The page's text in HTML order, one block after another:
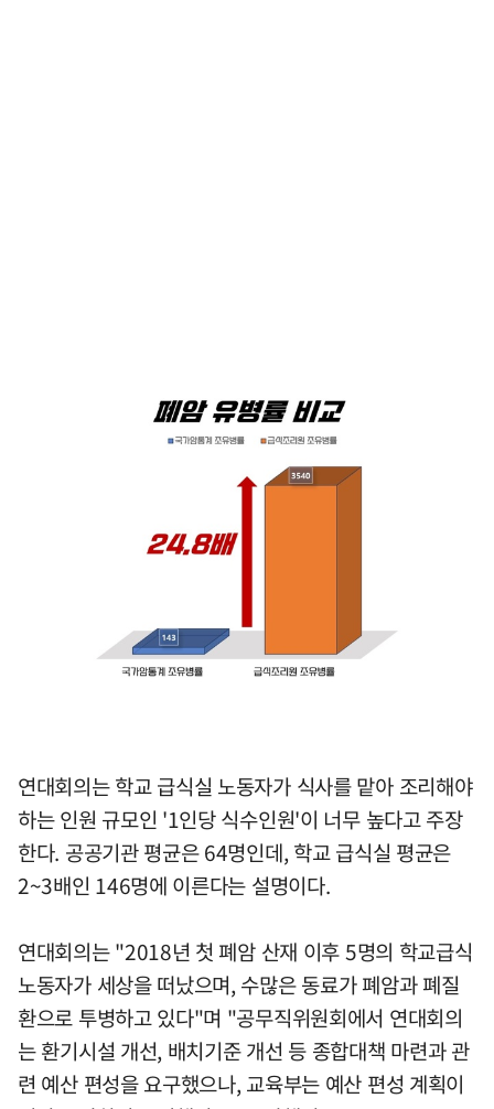
연대회의는 학교 급식실 노동자가 식사를 맡아 조리해야
하는 인원 규모인 '1인당 식수인원'이 너무 높다고 주장
한다. 공공기관 평균은 64명인데, 학교 급식실 평균은
2~3배인 146명에 이른다는 설명이다.
연대회의는 "2018년 첫 폐암 산재 이후 5명의 학교급식
노동자가 세상을 떠났으며, 수많은 동료가 폐암과 폐질
환으로 투병하고 있다"며 "공무직위원회에서 연대회의
는 환기시설 개선, 배치기준 개선 등 종합대책 마련과 관
련 예산 편성을 요구했으나, 교육부는 예산 편성 계획이